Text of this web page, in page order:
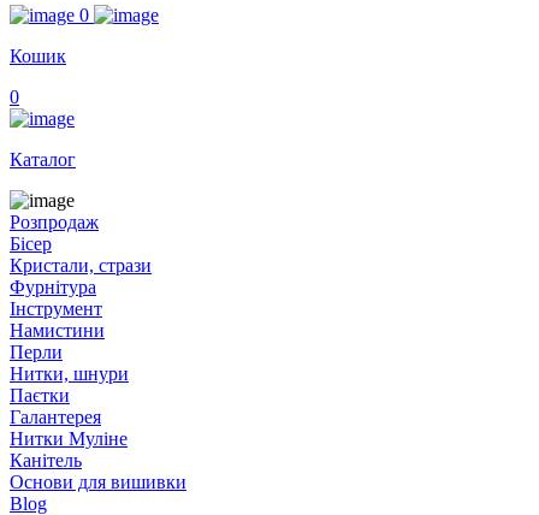
0
Кошик
0
Каталог
Розпродаж
Бісер
Кристали, стрази
Фурнітура
Інструмент
Намистини
Перли
Нитки, шнури
Паєтки
Галантерея
Нитки Муліне
Канітель
Основи для вишивки
Blog